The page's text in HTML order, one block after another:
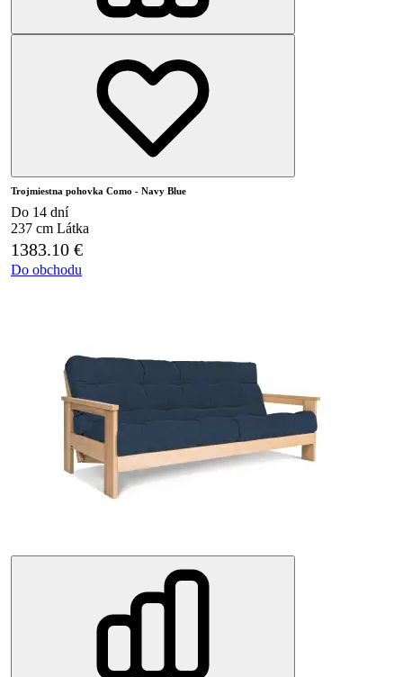
Trojmiestna pohovka Como - Navy Blue
Do 14 dní
237 cm Látka
1383.10 €
Do obchodu